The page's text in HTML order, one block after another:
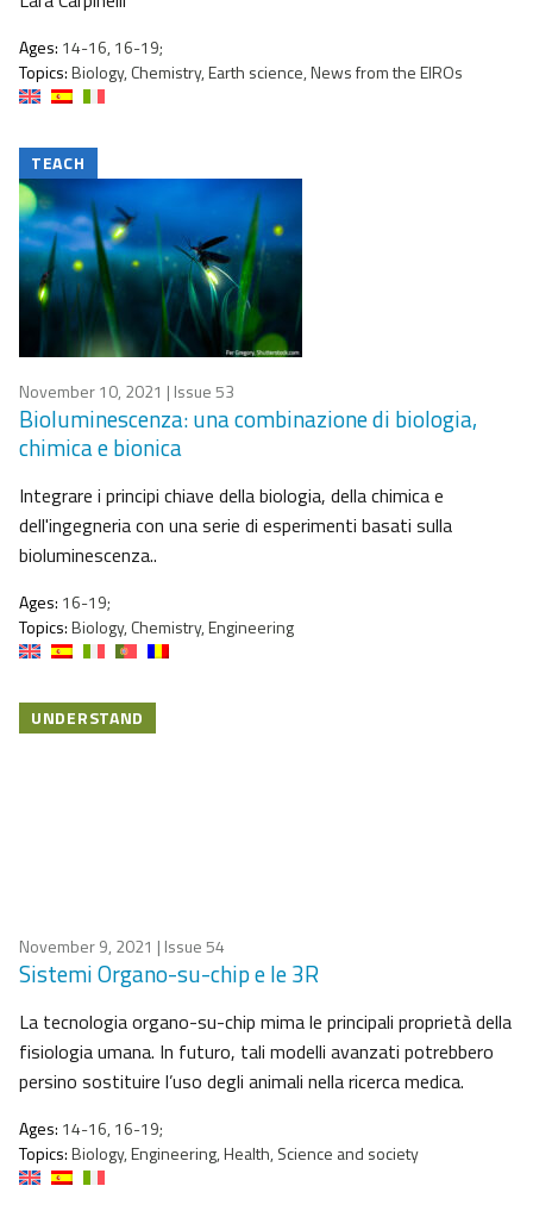
Ages: 14-16, 16-19;
Topics:Biology, Chemistry, Earth science, News from the EIROs
TEACH
November 10, 2021 | Issue 53
Bioluminescenza: una combinazione di biologia,
chimica e bionica
Integrare i principi chiave della biologia, della chimica e
dell'ingegneria con una serie di esperimenti basati sulla
bioluminescenza..
Ages: 16-19;
Topics:Biology, Chemistry, Engineering
UNDERSTAND
November 9, 2021 | Issue 54
Sistemi Organo-su-chip e le 3R
La tecnologia organo-su-chip mima le principali proprietà della
fisiologia umana. In futuro, tali modelli avanzati potrebbero
persino sostituire l’uso degli animali nella ricerca medica.
Ages: 14-16, 16-19;
Topics:Biology, Engineering, Health, Science and society